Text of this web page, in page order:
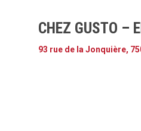
CHEZ GUSTO –
93 rue de la Jonquière,